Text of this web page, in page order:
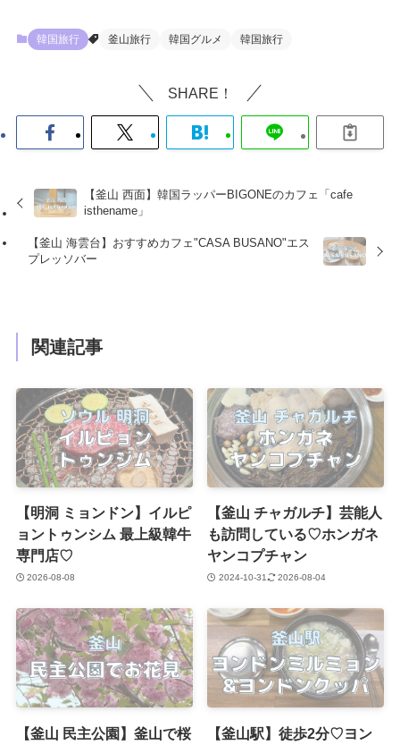
韓国旅行 釜山旅行 韓国グルメ 韓国旅行
SHARE！
【釜山 西面】韓国ラッパーBIGONEのカフェ「cafe
isthename」
【釜山 海雲台】おすすめカフェ"CASA BUSANO"エス
プレッソバー
関連記事
【明洞 ミョンドン】イルピ
ョントゥンシム 最上級韓牛
専門店♡
2026-08-08
【釜山 チャガルチ】芸能人
も訪問している♡ホンガネ
ヤンコプチャン
2024-10-31 2026-08-04
【釜山 民主公園】釜山で桜
【釜山駅】徒歩2分♡ヨン